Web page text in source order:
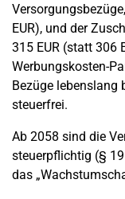
EUR), und der
315 EUR (statt 306
Werbungskosten-
Bezüge lebenslang
steuerfrei.
Ab 2058 sind die
steuerpflichtig (§
das